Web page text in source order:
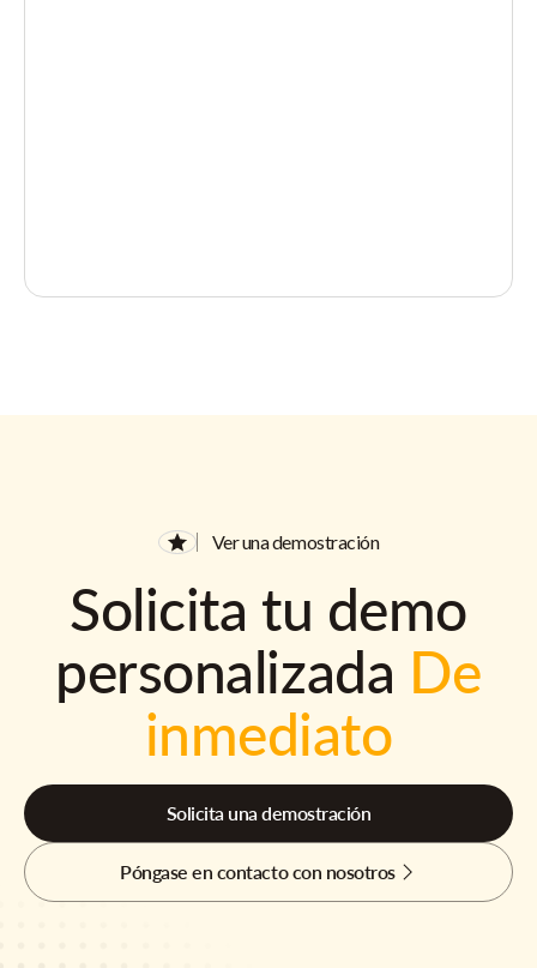
Ver una demostración
Solicita tu demo
personalizada De
inmediato
Solicita una demostración
Póngase en contacto con nosotros